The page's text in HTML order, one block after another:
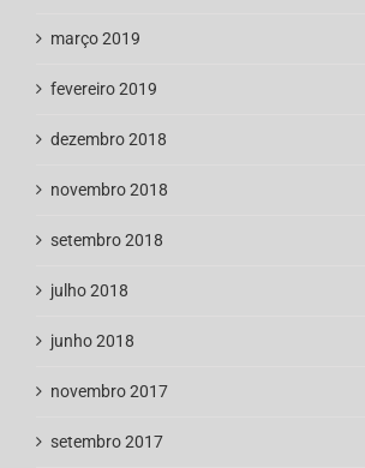
março 2019
fevereiro 2019
dezembro 2018
novembro 2018
setembro 2018
julho 2018
junho 2018
novembro 2017
setembro 2017